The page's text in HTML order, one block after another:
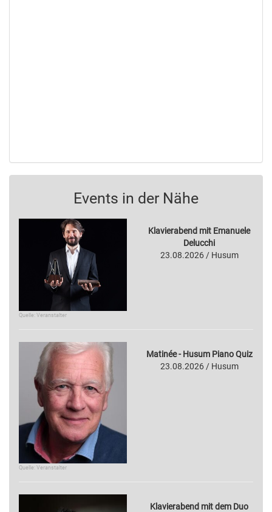
Events in der Nähe
Quelle: Veranstalter
Klavierabend mit Emanuele
Delucchi
23.08.2026 / Husum
Quelle: Veranstalter
Matinée - Husum Piano Quiz
23.08.2026 / Husum
Klavierabend mit dem Duo